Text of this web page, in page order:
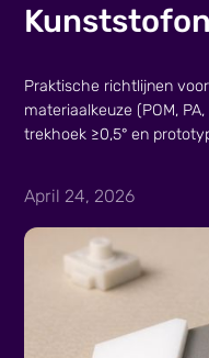
Praktische richtlijnen
materiaalkeuze (POM,
trekhoek ≥0,5° en
April 24, 2026